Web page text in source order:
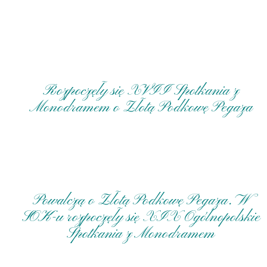
Rozpoczęły się XVII Spotkania z
Monodramem o Złotą Podkowę Pegaza
Powalczą o Złotą Podkowę Pegaza. W
SOK-u rozpoczęły się XIX Ogólnopolskie
Spotkania z Monodramem